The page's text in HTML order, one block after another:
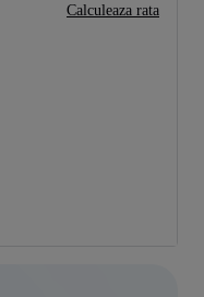
Calculeaza rata